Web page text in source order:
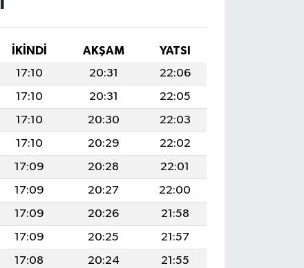
İKINDI AKŞAM
YATSI
17:10 20:31
22:06
17:10 20:31
22:05
17:10 20:30
22:03
17:10 20:29
22:02
17:09 20:28
22:01
17:09 20:27
22:00
17:09 20:26
21:58
17:09 20:25
21:57
17:08 20:24
21:55